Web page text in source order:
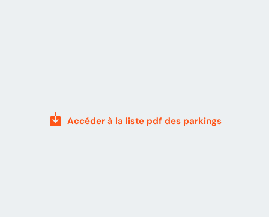
Accéder à la liste pdf des parkings